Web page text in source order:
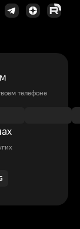
телефоне